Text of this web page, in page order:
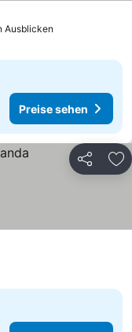
Ausblicken
Preise sehen
Teilen